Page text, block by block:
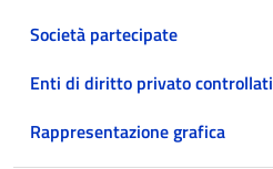
Società partecipate
Enti di diritto privato controllati
Rappresentazione grafica